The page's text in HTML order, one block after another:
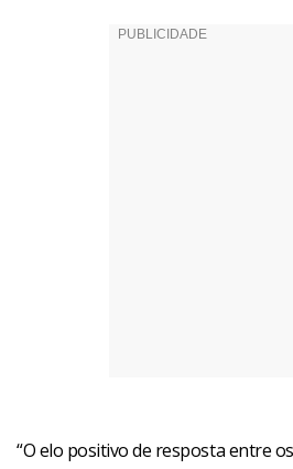
“O elo positivo de resposta entre